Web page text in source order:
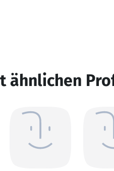
ähnlichen